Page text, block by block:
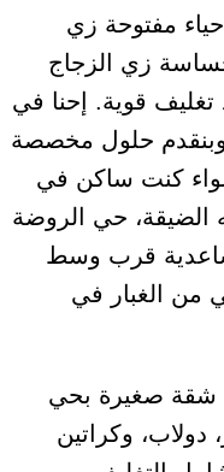
مفتوحة زي
زي الزجاج
تغليف قوية. إحنا في
وبنقدم حلول مخصصة
كنت ساكن في
الضيقة، حي الروضة
قرب وسط
من الغبار في
شقة صغيرة بحي
دولاب، وكراتين